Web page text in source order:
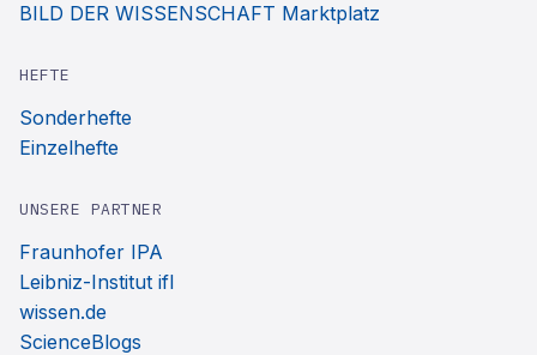
BILD DER WISSENSCHAFT Marktplatz
HEFTE
Sonderhefte
Einzelhefte
UNSERE PARTNER
Fraunhofer IPA
Leibniz-Institut ifl
wissen.de
ScienceBlogs